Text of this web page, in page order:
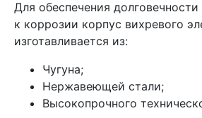
Для обеспечения
к коррозии корпус вихревого
изготавливается из:
Чугуна;
Нержавеющей стали;
Высокопрочного